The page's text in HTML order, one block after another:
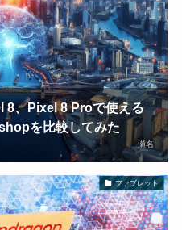
8、Pixel 8 Proで使える
を比較してみた
瀬名
ファブレット